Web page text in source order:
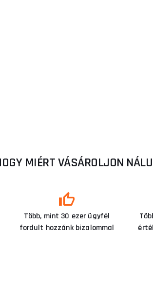
MIÉRT VÁSÁROLJON
Több, mint 30 ezer ügyfél
fordult hozzánk bizalommal